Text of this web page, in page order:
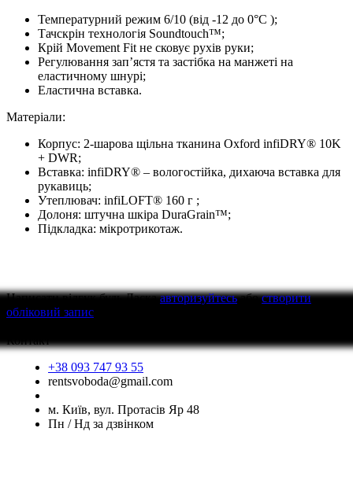
Температурний режим 6/10 (від -12 до 0°C );
Тачскрін технологія Soundtouch™;
Крій Movement Fit не сковує рухів руки;
Регулювання зап’ястя та застібка на манжеті на
еластичному шнурі;
Еластична вставка.
Матеріали:
Корпус: 2-шарова щільна тканина Oxford infiDRY® 10K
+ DWR;
Вставка: infiDRY® – вологостійка, дихаюча вставка для
рукавиць;
Утеплювач: infiLOFT® 160 г ;
Долоня: штучна шкіра DuraGrain™;
Підкладка: мікротрикотаж.
Написати відгукбудь Ласкаавторизуйтесьабостворити
обліковий запис
Контакт
+38 093 747 93 55
rentsvoboda@gmail.com
м. Київ, вул. Протасів Яр 48
Пн / Нд за дзвінком